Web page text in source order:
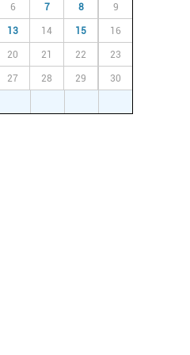
6 7 8 9
13 14 15 16
20 21 22 23
27 28 29 30